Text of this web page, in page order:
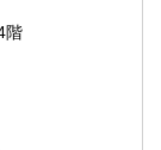
階